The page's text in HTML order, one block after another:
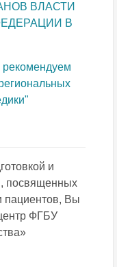
ВЛАСТИ
В
рекомендуем
и
посвященных
пациентов, Вы
ФГБУ